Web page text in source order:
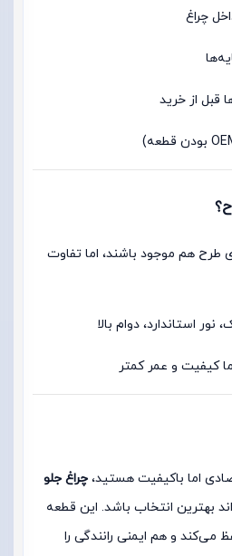
چراغ
طرح هم موجود باشند، اما تفاوت
استاندارد، دوام بالا
کیفیت و عمر کمتر
اما باکیفیت هستید، چراغ جلو
بهترین انتخاب باشد. این قطعه
می‌کند و هم ایمنی رانندگی را